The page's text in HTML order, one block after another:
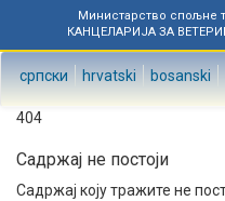
Министарство спољне
КАНЦЕЛАРИЈА ЗА
српски hrvatski bosanski
404
Садржај не постоји
Садржај коју тражите не